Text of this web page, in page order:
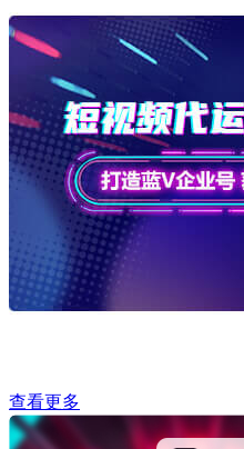
查看更多